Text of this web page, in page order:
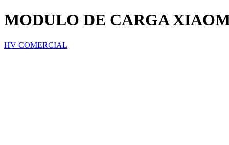
MODULO DE CARGA
HV COMERCIAL